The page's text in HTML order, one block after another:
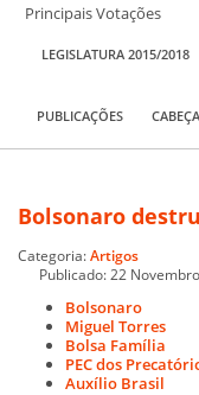
Principais Votações
LEGISLATURA 2015/2018
PUBLICAÇÕES
Bolsonaro
Categoria:Artigos
Publicado: 22
Bolsonaro
Miguel Torres
Bolsa Família
PEC dos
Auxílio Brasil